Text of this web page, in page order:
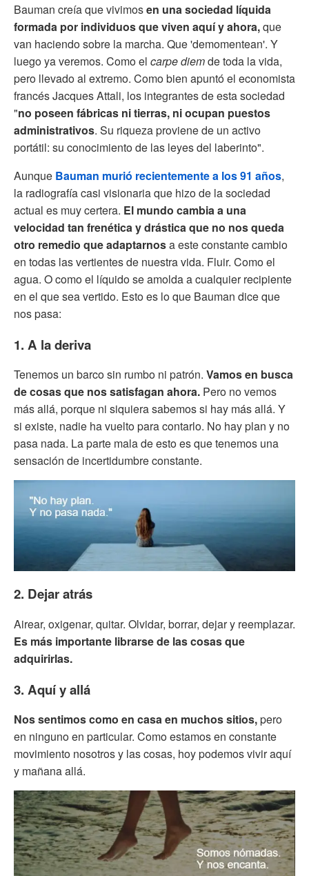
Bauman creía que vivimosen una sociedad líquida
formada por individuos que viven aquí y ahora,que
van haciendo sobre la marcha. Que 'demomentean'. Y
luego ya veremos. Como el carpe diemde toda la vida,
pero llevado al extremo. Como bien apuntó el economista
francés Jacques Attali, los integrantes de esta sociedad
"no poseen fábricas ni tierras, ni ocupan puestos
administrativos. Su riqueza proviene de un activo
portátil: su conocimiento de las leyes del laberinto".
Aunque Bauman murió recientemente a los 91 años,
la radiografía casi visionaria que hizo de la sociedad
actual es muy certera. El mundo cambia a una
velocidad tan frenética y drástica que no nos queda
otro remedio que adaptarnosa este constante cambio
en todas las vertientes de nuestra vida. Fluir. Como el
agua. O como el líquido se amolda a cualquier recipiente
en el que sea vertido. Esto es lo que Bauman dice que
nos pasa:
1. A la deriva
Tenemos un barco sin rumbo ni patrón. Vamos en busca
de cosas que nos satisfagan ahora. Pero no vemos
más allá, porque ni siquiera sabemos si hay más allá. Y
si existe, nadie ha vuelto para contarlo. No hay plan y no
pasa nada. La parte mala de esto es que tenemos una
sensación de incertidumbre constante.
2. Dejar atrás
Airear, oxigenar, quitar. Olvidar, borrar, dejar y reemplazar.
Es más importante librarse de las cosas que
adquirirlas.
3. Aquí y allá
Nos sentimos como en casa en muchos sitios,pero
en ninguno en particular. Como estamos en constante
movimiento nosotros y las cosas, hoy podemos vivir aquí
y mañana allá.